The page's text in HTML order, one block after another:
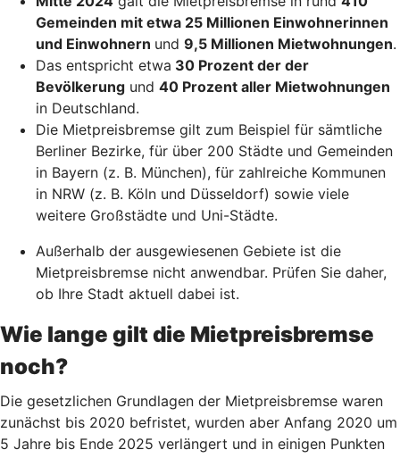
Gemeinden mit etwa 25 Millionen Einwohnerinnen
und Einwohnern und 9,5 Millionen Mietwohnungen.
Das entspricht etwa 30 Prozent der der
Bevölkerung und 40 Prozent aller Mietwohnungen
in Deutschland.
Die Mietpreisbremse gilt zum Beispiel für sämtliche
Berliner Bezirke, für über 200 Städte und Gemeinden
in Bayern (z. B. München), für zahlreiche Kommunen
in NRW (z. B. Köln und Düsseldorf) sowie viele
weitere Großstädte und Uni-Städte.
Außerhalb der ausgewiesenen Gebiete ist die
Mietpreisbremse nicht anwendbar. Prüfen Sie daher,
ob Ihre Stadt aktuell dabei ist.
Wie lange gilt die Mietpreisbremse
noch?
Die gesetzlichen Grundlagen der Mietpreisbremse waren
zunächst bis 2020 befristet, wurden aber Anfang 2020 um
5 Jahre bis Ende 2025 verlängert und in einigen Punkten